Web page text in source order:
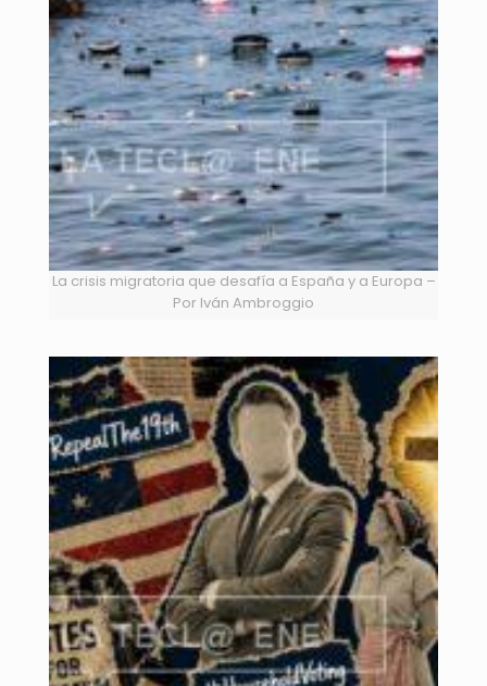
La crisis migratoria que desafía a España y a Europa –
Por Iván Ambroggio